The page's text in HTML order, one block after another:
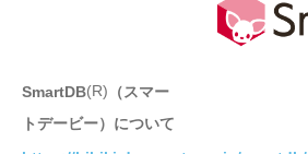
SmartDB(R) （スマー
トデービー）について